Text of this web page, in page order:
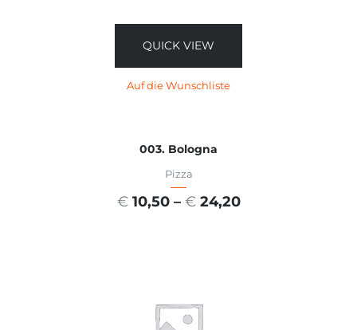
QUICK VIEW
Auf die Wunschliste
003. Bologna
Pizza
€ 10,50 – € 24,20